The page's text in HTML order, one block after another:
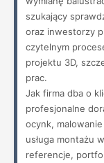
szukający
oraz inwestorzy
czytelnym
projektu 3D,
prac.
Jak firma dba o
profesjonalne
ocynk,
usługa montażu
referencje,